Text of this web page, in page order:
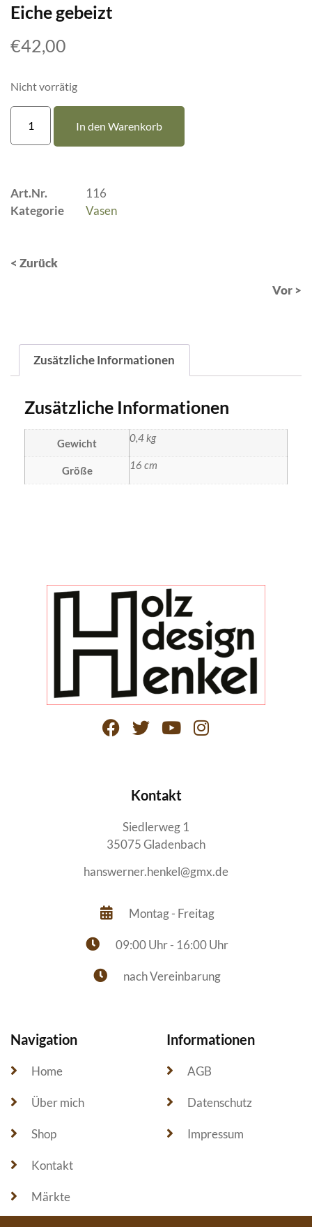
Eiche gebeizt
€42,00
Nicht vorrätig
In den Warenkorb
Art.Nr.
116
Kategorie
Vasen
< Zurück
Vor >
Zusätzliche Informationen
Zusätzliche Informationen
Gewicht 0,4 kg
Größe 16 cm
Kontakt
Siedlerweg 1
35075 Gladenbach
hanswerner.henkel@gmx.de
Montag - Freitag
09:00 Uhr - 16:00 Uhr
nach Vereinbarung
Navigation
Home
Über mich
Shop
Kontakt
Märkte
Informationen
AGB
Datenschutz
Impressum